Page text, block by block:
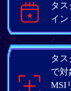
タ
イ
タス
で対
MSI